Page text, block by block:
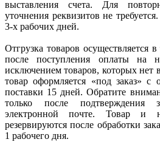
выставления счета. Для
уточнения реквизитов не
3-х рабочих дней.
Отгрузка товаров осуществляется
после поступления оплаты на
исключением товаров, которых нет
товар оформляется «под заказ» с
поставки 15 дней. Обратите
только после подтверждения
электронной почте. Товар и
резервируются после обработки
1 рабочего дня.